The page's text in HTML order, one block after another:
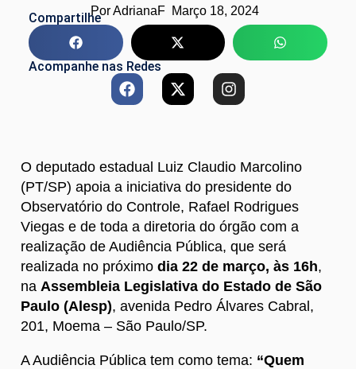
PorAdrianaF Março 18, 2024
Compartilhe
Acompanhe nas Redes
O deputado estadual Luiz Claudio Marcolino
(PT/SP) apoia a iniciativa do presidente do
Observatório do Controle, Rafael Rodrigues
Viegas e de toda a diretoria do órgão com a
realização de Audiência Pública, que será
realizada no próximo dia 22 de março, às 16h,
na Assembleia Legislativa do Estado de São
Paulo (Alesp), avenida Pedro Álvares Cabral,
201, Moema – São Paulo/SP.
A Audiência Pública tem como tema: “Quem